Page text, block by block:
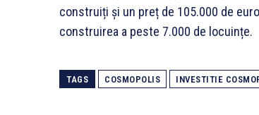
construiți și un preț de 105.000 de
construirea a peste 7.000 de locuințe.
TAGS COSMOPOLIS INVESTITIE